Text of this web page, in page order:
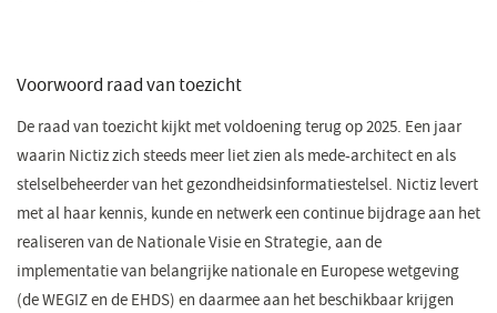
Voorwoord raad van toezicht
De raad van toezicht kijkt met voldoening terug op 2025. Een jaar
waarin Nictiz zich steeds meer liet zien als mede-architect en als
stelselbeheerder van het gezondheidsinformatiestelsel. Nictiz levert
met al haar kennis, kunde en netwerk een continue bijdrage aan het
realiseren van de Nationale Visie en Strategie, aan de
implementatie van belangrijke nationale en Europese wetgeving
(de WEGIZ en de EHDS) en daarmee aan het beschikbaar krijgen